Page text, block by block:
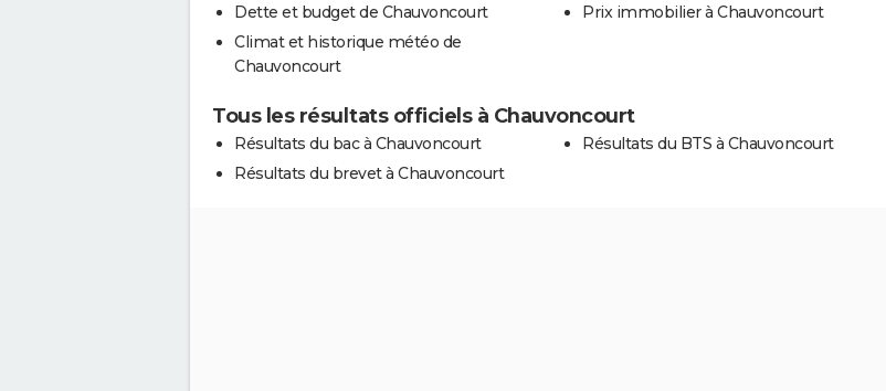
Dette et budget de Chauvoncourt
Climat et historique météo de
Chauvoncourt
Prix immobilier à Chauvoncourt
Tous les résultats officiels à Chauvoncourt
Résultats du bac à Chauvoncourt
Résultats du brevet à Chauvoncourt
Résultats du BTS à Chauvoncourt